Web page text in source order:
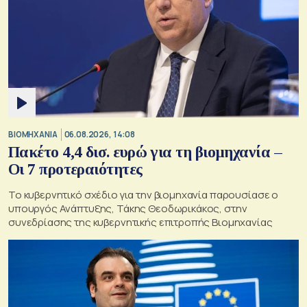
ΒΙΟΜΗΧΑΝΙΑ 06.08.2026, 14:08
Πακέτο 4,4 δισ. ευρώ για τη βιομηχανία –
Οι 7 προτεραιότητες
Το κυβερνητικό σχέδιο για την βιομηχανία παρουσίασε ο
υπουργός Ανάπτυξης, Τάκης Θεοδωρικάκος, στην
συνεδρίασης της κυβερνητικής επιτροπής Βιομηχανίας